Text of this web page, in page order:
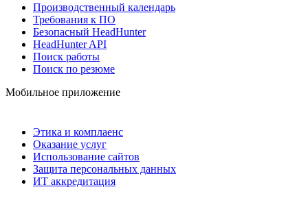
Производственный календарь
Требования к ПО
Безопасный HeadHunter
HeadHunter API
Поиск работы
Поиск по резюме
Мобильное приложение
Этика и комплаенс
Оказание услуг
Использование сайтов
Защита персональных данных
ИТ аккредитация